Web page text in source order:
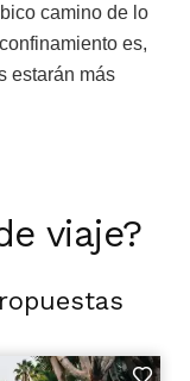
camino de lo
es,
estarán más
viaje?